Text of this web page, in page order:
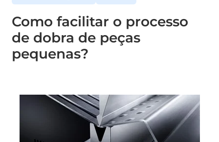
Como facilitar o processo
de dobra de peças
pequenas?